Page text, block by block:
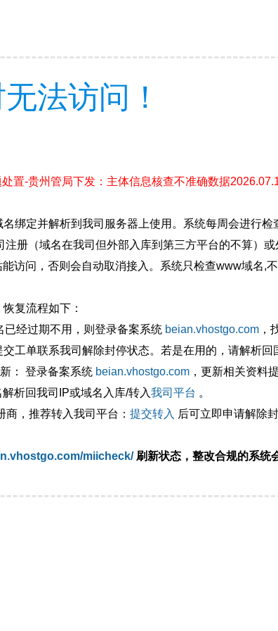
法访问！
置-贵州管局下发：主体信息核查不准确数据
绑定并解析到我司服务器上使用。系统每周会进行
册（域名在我司但外部入库到第三方平台的不算）
访问，否则会自动取消接入。系统只检查www域名,
复流程如下：
经过期不用，则登录备案系统 beian.vhostgo.com ，
工单联系我司解除封停状态。若是在用的，请解析回
： 登录备案系统 beian.vhostgo.com ，更新相关资料
析回我司IP或域名入库/转入我司平台 。
，推荐转入我司平台： 提交转入 后可立即申请解除
miicheck/刷新状态，整改合规的系统